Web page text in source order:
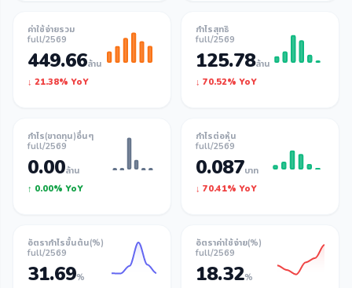
ค่าใช้จ่ายรวม
full/2569
449.66ล้าน
↓ 21.38% YoY
กำไรสุทธิ
full/2569
125.78ล้าน
↓ 70.52% YoY
กำไร(ขาดทุน)อื่นๆ
full/2569
0.00ล้าน
↑ 0.00% YoY
กำไรต่อหุ้น
full/2569
0.087บาท
↓ 70.41% YoY
อัตรากำไรขั้นต้น(%)
full/2569
31.69%
อัตราค่าใช้จ่าย(%)
full/2569
18.32%